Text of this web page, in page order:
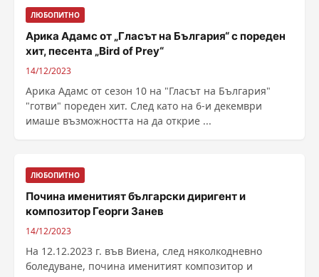
ЛЮБОПИТНО
Арика Адамс от „Гласът на България“ с пореден
хит, песента „Bird of Prey“
14/12/2023
Арика Адамс от сезон 10 на "Гласът на България"
"готви" пореден хит. След като на 6-и декември
имаше възможността на да открие ...
ЛЮБОПИТНО
Почина именитият български диригент и
композитор Георги Занев
14/12/2023
На 12.12.2023 г. във Виена, след няколкодневно
боледуване, почина именитият композитор и